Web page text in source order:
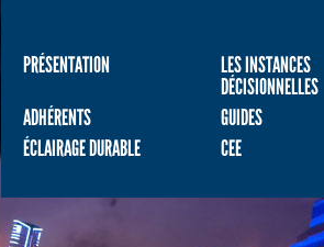
PRÉSENTATION
LES INSTANCES
DÉCISIONNELLES
ADHÉRENTS
GUIDES
ÉCLAIRAGE DURABLE
CEE